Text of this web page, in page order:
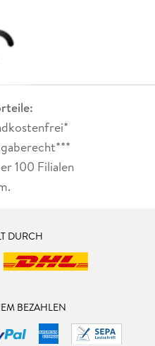
100 Filialen
DURCH
BEZAHLEN